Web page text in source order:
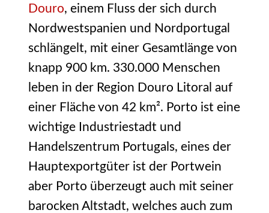
Douro, einem Fluss der sich durch
Nordwestspanien und Nordportugal
schlängelt, mit einer Gesamtlänge von
knapp 900 km. 330.000 Menschen
leben in der Region Douro Litoral auf
einer Fläche von 42 km². Porto ist eine
wichtige Industriestadt und
Handelszentrum Portugals, eines der
Hauptexportgüter ist der Portwein
aber Porto überzeugt auch mit seiner
barocken Altstadt, welches auch zum